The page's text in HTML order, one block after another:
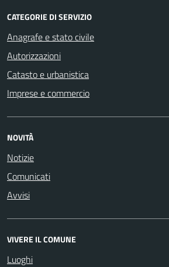
CATEGORIE DI SERVIZIO
Anagrafe e stato civile
Autorizzazioni
Catasto e urbanistica
Imprese e commercio
NOVITÀ
Notizie
Comunicati
Avvisi
VIVERE IL COMUNE
Luoghi